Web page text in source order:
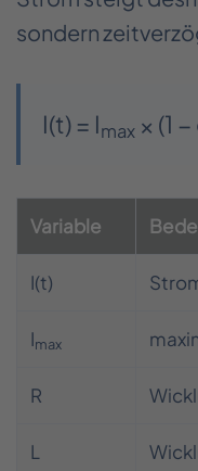
sondern
I(t) = Imax × (1 −
Variable
I(t)
Imax
R
L